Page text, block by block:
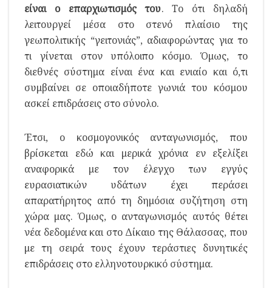
είναι ο επαρχιωτισμός του. Το ότι δηλαδή
λειτουργεί μέσα στο στενό πλαίσιο της
γεωπολιτικής “γειτονιάς”, αδιαφορώντας για το
τι γίνεται στον υπόλοιπο κόσμο. Όμως, το
διεθνές σύστημα είναι ένα και ενιαίο και ό,τι
συμβαίνει σε οποιαδήποτε γωνιά του κόσμου
ασκεί επιδράσεις στο σύνολο.
Έτσι, ο κοσμογονικός ανταγωνισμός, που
βρίσκεται εδώ και μερικά χρόνια εν εξελίξει
αναφορικά με τον έλεγχο των εγγύς
ευρασιατικών υδάτων έχει περάσει
απαρατήρητος από τη δημόσια συζήτηση στη
χώρα μας. Όμως, ο ανταγωνισμός αυτός θέτει
νέα δεδομένα και στο Δίκαιο της Θάλασσας, που
με τη σειρά τους έχουν τεράστιες δυνητικές
επιδράσεις στο ελληνοτουρκικό σύστημα.